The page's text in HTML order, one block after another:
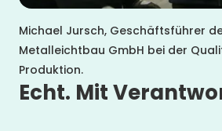
Michael Jursch, Geschäftsführer
Metalleichtbau GmbH bei der
Produktion.
Echt. Mit